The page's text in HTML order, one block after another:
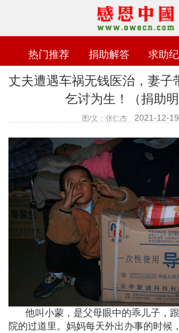
热门推荐 捐助解答 求助
丈夫遭遇车祸无钱医治，妻子
乞讨为生！（捐助明
图/文：张仁杰 2021-12-19
他叫小蒙，是父母眼中的乖儿子，
院的过道里。妈妈每天外出办事的时候